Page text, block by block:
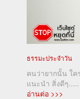
ธรรมะประจำวัน
คนว่ายากนั้น ใค
แนะนำ สิ่งดีๆ.....
อ่านต่อ >>>